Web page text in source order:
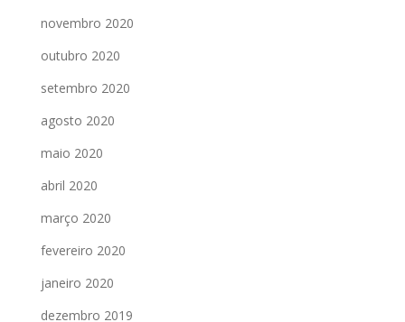
novembro 2020
outubro 2020
setembro 2020
agosto 2020
maio 2020
abril 2020
março 2020
fevereiro 2020
janeiro 2020
dezembro 2019